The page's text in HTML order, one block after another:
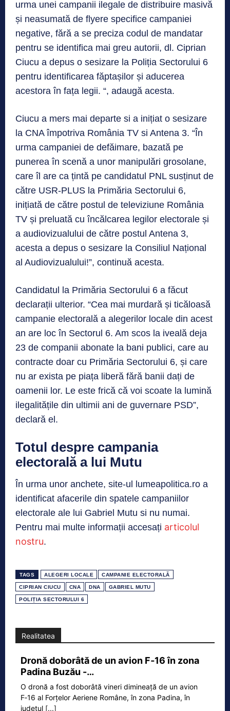
urma unei campanii ilegale de distribuire masivă
și neasumată de flyere specifice campaniei
negative, fără a se preciza codul de mandatar
pentru se identifica mai greu autorii, dl. Ciprian
Ciucu a depus o sesizare la Poliția Sectorului 6
pentru identificarea făptașilor și aducerea
acestora în fața legii. “, adaugă acesta.
Ciucu a mers mai departe si a inițiat o sesizare
la CNA împotriva România TV si Antena 3. “În
urma campaniei de defăimare, bazată pe
punerea în scenă a unor manipulări grosolane,
care îl are ca țintă pe candidatul PNL susținut de
către USR-PLUS la Primăria Sectorului 6,
inițiată de către postul de televiziune România
TV și preluată cu încălcarea legilor electorale și
a audiovizualului de către postul Antena 3,
acesta a depus o sesizare la Consiliul Național
al Audiovizualului!”, continuă acesta.
Candidatul la Primăria Sectorului 6 a făcut
declarații ulterior. “Cea mai murdară și ticăloasă
campanie electorală a alegerilor locale din acest
an are loc în Sectorul 6. Am scos la iveală deja
23 de companii abonate la bani publici, care au
contracte doar cu Primăria Sectorului 6, și care
nu ar exista pe piața liberă fără banii dați de
oamenii lor. Le este frică că voi scoate la lumină
ilegalitățile din ultimii ani de guvernare PSD”,
declară el.
Totul despre campania
electorală a lui Mutu
În urma unor anchete, site-ul lumeapolitica.ro a
identificat afacerile din spatele campaniilor
electorale ale lui Gabriel Mutu si nu numai.
Pentru mai multe informații accesați articolul
nostru.
TAGS ALEGERI LOCALE CAMPANIE ELECTORALĂ
CIPRIAN CIUCU CNA DNA GABRIEL MUTU
POLIȚIA SECTORULUI 6
Realitatea
Dronă doborâtă de un avion F‑16 în zona
Padina Buzău -…
O dronă a fost doborâtă vineri dimineață de un avion
F‑16 al Forțelor Aeriene Române, în zona Padina, în
județul [...]